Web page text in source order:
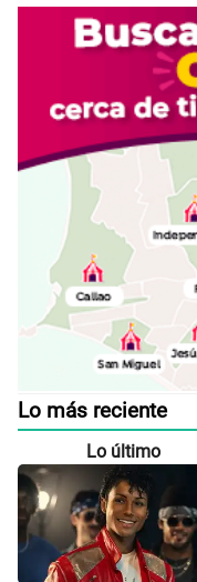
Lo más reciente
Lo último